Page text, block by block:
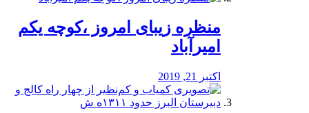
منظره‌‌ زیبای امروز ،کوچه یکم
امیرآباد
اکتبر 21, 2019